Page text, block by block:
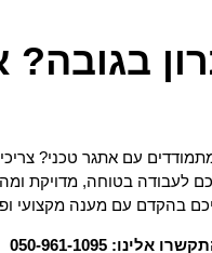
בגובה?
עם אתגר טכני?
לעבודה בטוחה, מדויקת
בהקדם עם מענה מקצועי
050-961-1095